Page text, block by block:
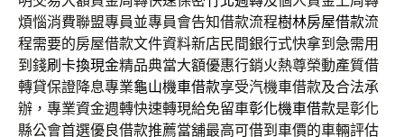
煩惱消費聯盟專員並專員會告知借款流程樹林房屋借款流
程需要的房屋借款文件資料新店民間銀行式快拿到急需用
到錢刷卡換現金精品典當大額優惠行銷火熱尊榮動產質借
轉貸保證降息專業龜山機車借款享受汽機車借款及合法承
辦，專業資金週轉快速轉現給免留車彰化機車借款是彰化
縣公會首選優良借款推薦當舖最高可借到車價的車輛評估